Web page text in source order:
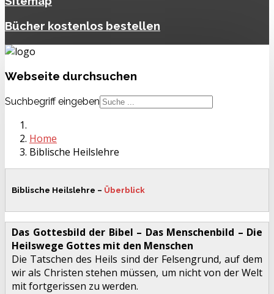
Bücher kostenlos bestellen
Webseite durchsuchen
Suchbegriff eingeben
Home
Biblische Heilslehre
Biblische Heilslehre – Überblick
Das Gottesbild der Bibel – Das Menschenbild – Die
Heilswege Gottes mit den Menschen
Die Tatschen des Heils sind der Felsengrund, auf dem
wir als Christen stehen müssen, um nicht von der Welt
mit fortgerissen zu werden.